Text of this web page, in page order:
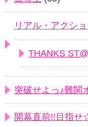
リアル・アクシ
THANKS
突破せよっ♪難関
開幕直前!!目指